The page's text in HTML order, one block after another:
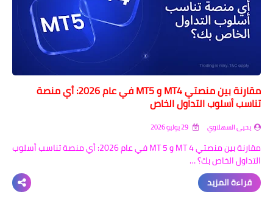
اخبار الطلبة
الاخبار العامة
مقارنة بين منصتي MT4 و MT5 في عام 2026: أي منصة
تناسب أسلوب التداول الخاص
يحيى السهلاوي
مقارنة بين منصتي MT 4 و MT 5 في عام 2026: أي منصة تناسب أسلوب
التداول الخاص بك؟ …
قراءة المزيد